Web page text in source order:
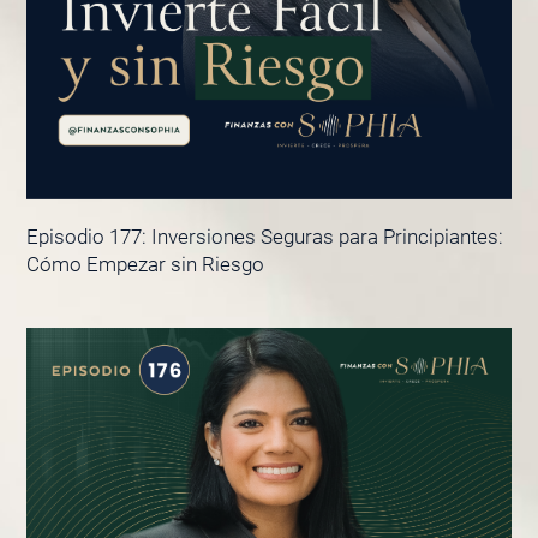
Episodio 177: Inversiones Seguras para Principiantes:
Cómo Empezar sin Riesgo